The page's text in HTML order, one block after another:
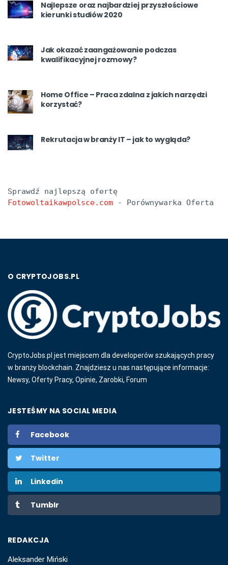
Najlepsze oraz najbardziej przyszłościowe
kierunki studiów 2020
Jak okazać zaangażowanie podczas
kwalifikacyjnej rozmowy?
Home Office – Praca zdalna z jakich narzędzi
korzystać?
Rekrutacja w branży IT – jak to wygląda?
Fotowoltaikawpolsce.com - Porównywarka Oferta
O CRYPTOJOBS.PL
CryptoJobs.pl jest miejscem dla developerów szukających pracy
w branży blockchain. Znajdziesz u nas następujące informacje:
Newsy, Oferty Pracy, Opinie, Zarobki, Forum
JESTEŚMY NA SOCIAL MEDIA
Facebook
Twitter
Linkedin
Tumblr
REDAKCJA
Aleksander Miński